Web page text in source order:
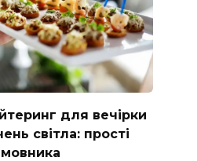
для вечірки
світла: прості